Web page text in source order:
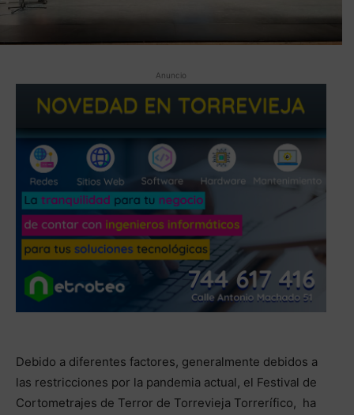
Anuncio
Debido a diferentes factores, generalmente debidos a
las restricciones por la pandemia actual, el Festival de
Cortometrajes de Terror de Torrevieja Torrerífico, ha